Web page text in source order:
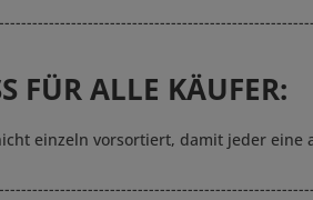
FÜR ALLE KÄUFER:
einzeln vorsortiert, damit jeder eine